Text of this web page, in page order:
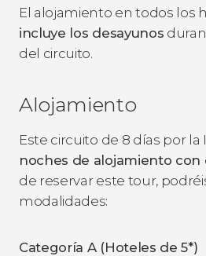
El alojamiento en todos los
incluye los desayunos
del circuito.
Alojamiento
Este circuito de 8 días por la
noches de alojamiento con
de reservar este tour,
modalidades:
Categoría A (Hoteles de 5*)